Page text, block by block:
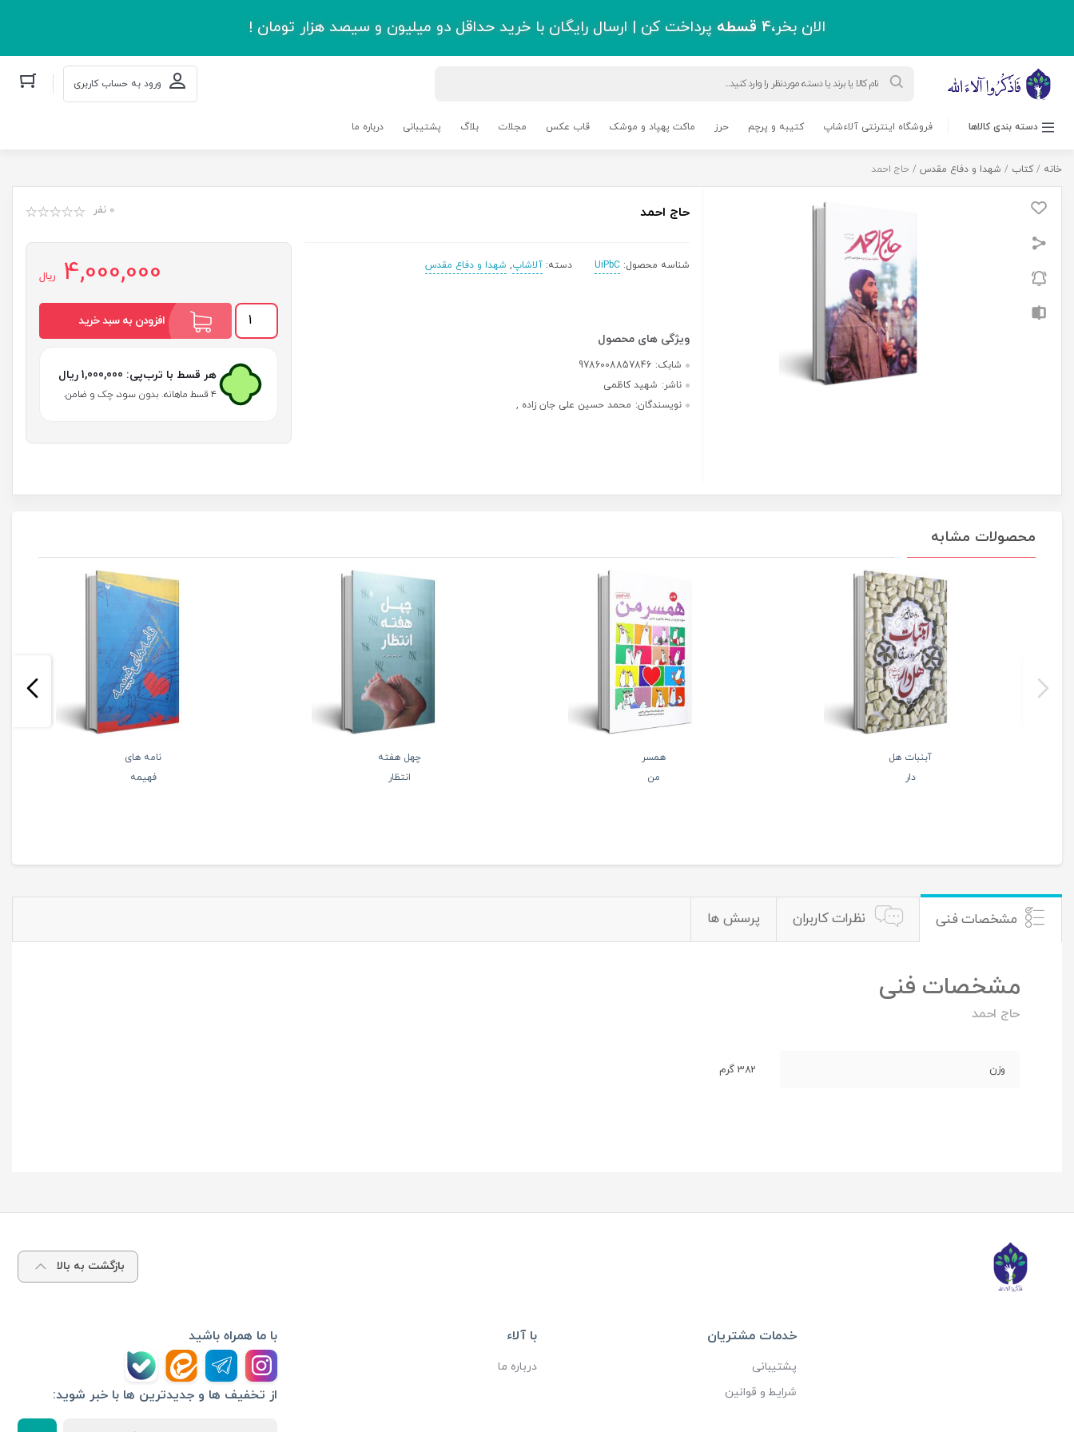
الان بخر،4 قسطه پرداخت کن | ارسال رایگان با خرید حداقل دو میلیون و سیصد هزار تومان !
search ورود به حساب کاربری
دسته بندی کالاها فروشگاه اینترنتی آلاءشاپ کتیبه و پرچم حرز ماکت پهپاد و موشک قاب عکس مجلات بلاگ پشتیبانی درباره ما
خانه / کتاب / شهدا و دفاع مقدس / حاج احمد
حاج احمد 0 نفر
شناسه محصول: UiPbC دسته: آلاشاپ, شهدا و دفاع مقدس
شابک: 9786008857846
ناشر: شهید کاظمی
نویسندگان: محمد حسین علی جان زاده ,
4,000,000 ریال
حاج
عدد
افزودن به سبد خرید
هر قسط با ترب‌پی: 1,000,000 ریال
۴ قسط ماهانه. بدون سود، چک و ضامن.
محصولات مشابه
آبنبات هل
دار
همسر
من
چهل هفته
انتظار
نامه های
فهیمه
مشخصات فنی نظرات کاربران پرسش ها
مشخصات فنی
حاج احمد
وزن 382 گرم
بازگشت به بالا
خدمات مشتریان
پشتیبانی
شرایط و قوانین
با آلاء
درباره ما
از تخفیف ها و جدیدترین ها با خبر شوید:
با ما همراه باشید